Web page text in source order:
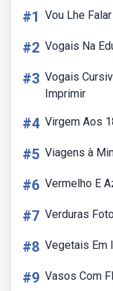
#1 Vou Lhe
#2 Vogais Na
#3 Vogais
Imprimir
#4 Virgem Aos
#5 Viagens à
#6 Vermelho E
#7 Verduras
#8 Vegetais Em
#9 Vasos Com